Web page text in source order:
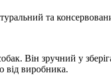
та
Він зручний у
від виробника.